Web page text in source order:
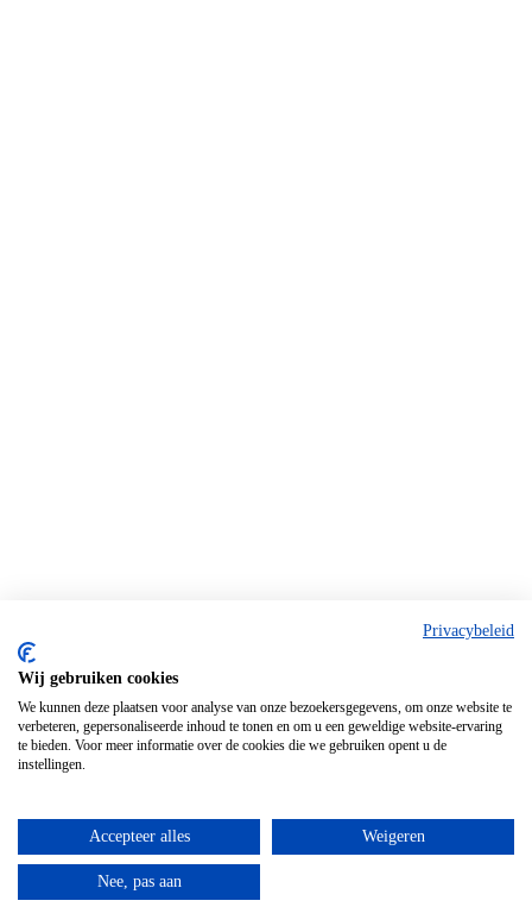
Privacybeleid
Wij gebruiken cookies
We kunnen deze plaatsen voor analyse van onze bezoekersgegevens, om onze website te
verbeteren, gepersonaliseerde inhoud te tonen en om u een geweldige website-ervaring
te bieden. Voor meer informatie over de cookies die we gebruiken opent u de
instellingen.
Accepteer alles Weigeren
Nee, pas aan